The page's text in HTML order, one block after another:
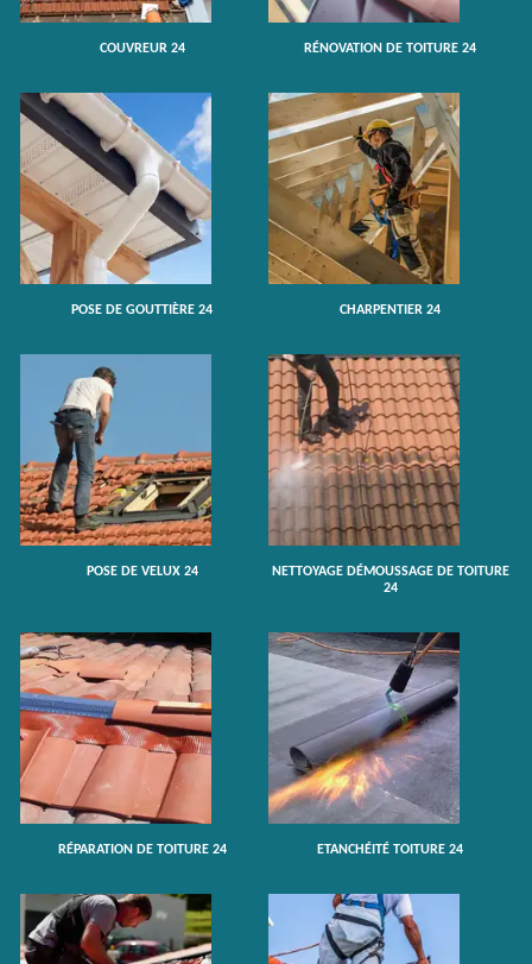
COUVREUR 24 RÉNOVATION DE TOITURE 24
POSE DE GOUTTIÈRE 24 CHARPENTIER 24
POSE DE VELUX 24
NETTOYAGE DÉMOUSSAGE DE TOITURE
24
RÉPARATION DE TOITURE 24 ETANCHÉITÉ TOITURE 24